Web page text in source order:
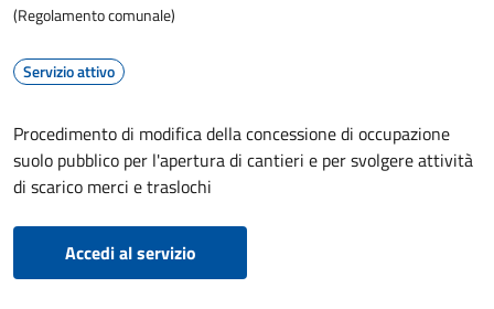
(Regolamento comunale)
Servizio attivo
Procedimento di modifica della concessione di occupazione
suolo pubblico per l'apertura di cantieri e per svolgere attività
di scarico merci e traslochi
Accedi al servizio